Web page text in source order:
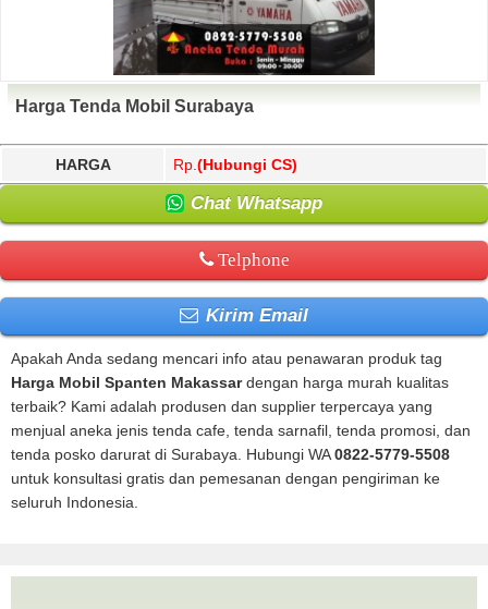
Harga Tenda Mobil Surabaya
HARGA Rp. (Hubungi CS)
Chat Whatsapp
Telphone
Kirim Email
Apakah Anda sedang mencari info atau penawaran produk tag
Harga Mobil Spanten Makassardengan harga murah kualitas
terbaik? Kami adalah produsen dan supplier terpercaya yang
menjual aneka jenis tenda cafe, tenda sarnafil, tenda promosi, dan
tenda posko darurat di Surabaya. Hubungi WA0822-5779-5508
untuk konsultasi gratis dan pemesanan dengan pengiriman ke
seluruh Indonesia.